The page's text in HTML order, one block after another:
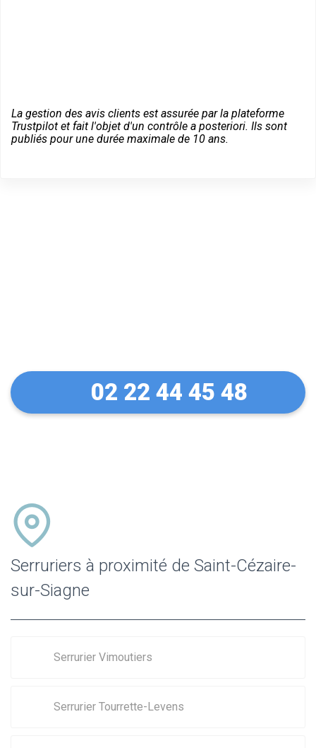
La gestion des avis clients est assurée par la plateforme
Trustpilot et fait l'objet d'un contrôle a posteriori. Ils sont
publiés pour une durée maximale de 10 ans.
02 22 44 45 48
Serruriers à proximité de Saint-Cézaire-
sur-Siagne
Serrurier Vimoutiers
Serrurier Tourrette-Levens